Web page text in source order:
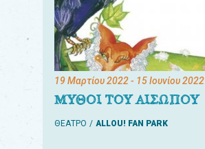
19 Μαρτίου 2022- 15 Ιουνίου 2022
ΜΥΘΟΙ ΤΟΥ ΑΙΣΩΠΟΥ
ΘΕΑΤΡΟ ALLOU! FAN PARK